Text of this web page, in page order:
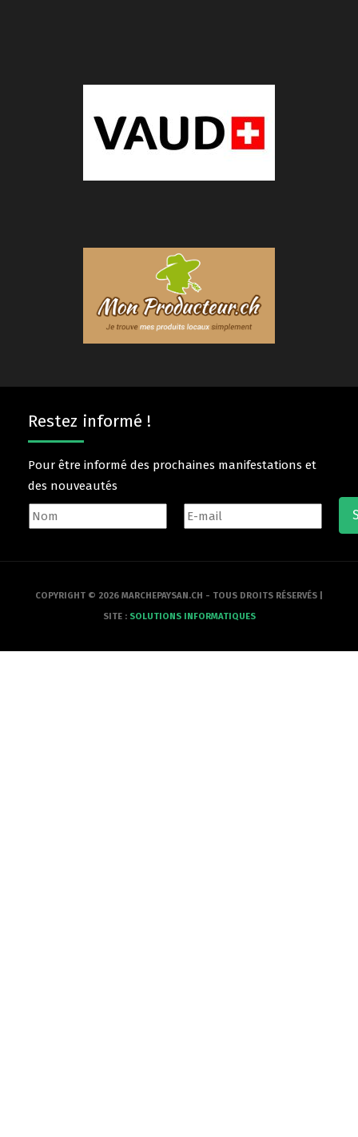
Restez informé !
Pour être informé des prochaines manifestations et
des nouveautés
COPYRIGHT © 2026 MARCHEPAYSAN.CH - TOUS DROITS RÉSERVÉS |
SITE : SOLUTIONS INFORMATIQUES